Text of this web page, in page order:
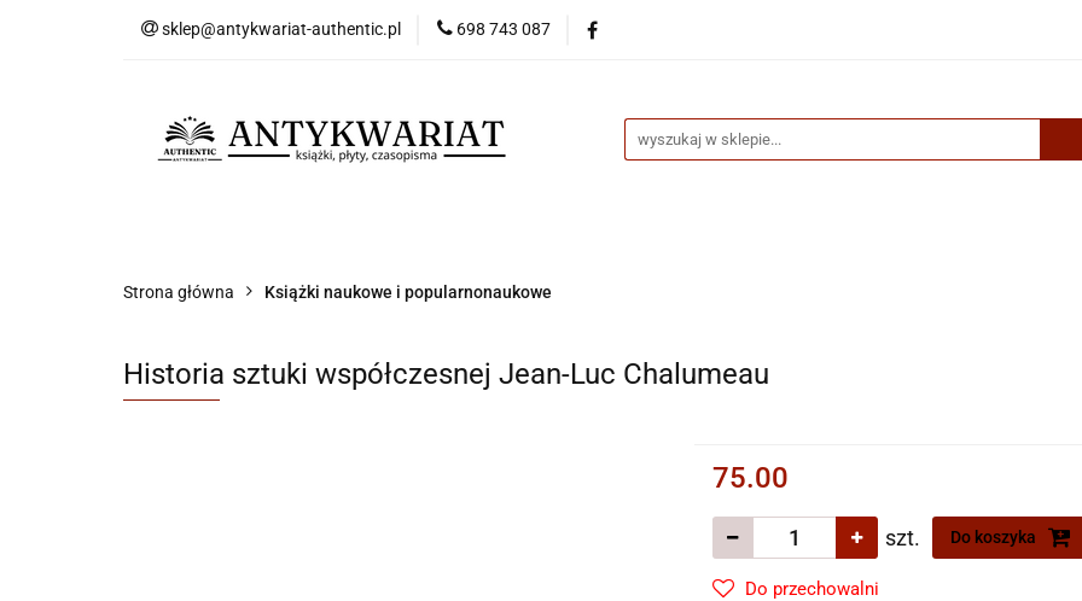
sklep@antykwariat-authentic.pl 698 743 087
Kategorie
Strona główna Książki naukowe i popularnonaukowe
Historia sztuki współczesnej Jean-Luc Chalumeau
75.00
szt. Do koszyka
Do przechowalni